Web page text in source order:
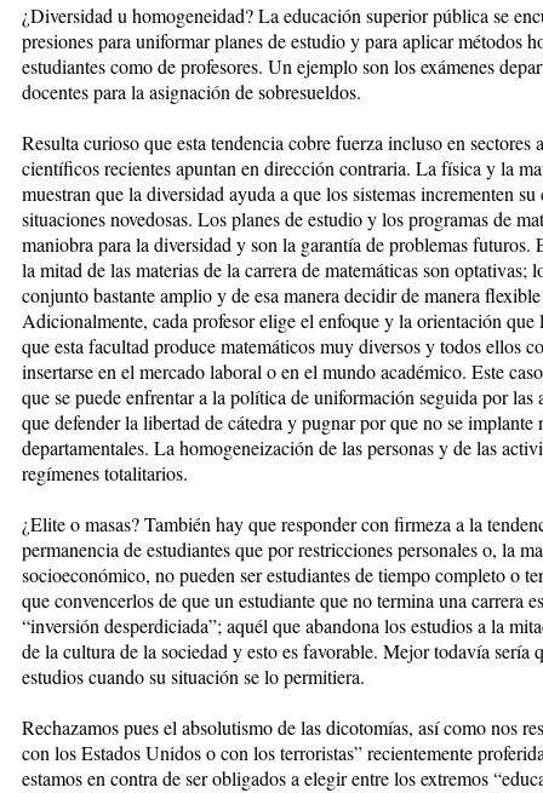
¿Diversidad u homogeneidad? La educación superior pública se
presiones para uniformar planes de estudio y para aplicar métodos
estudiantes como de profesores. Un ejemplo son los exámenes
docentes para la asignación de sobresueldos.
Resulta curioso que esta tendencia cobre fuerza incluso en sectores
científicos recientes apuntan en dirección contraria. La física y la
muestran que la diversidad ayuda a que los sistemas incrementen
situaciones novedosas. Los planes de estudio y los programas de
maniobra para la diversidad y son la garantía de problemas futuros.
la mitad de las materias de la carrera de matemáticas son optativas;
conjunto bastante amplio y de esa manera decidir de manera
Adicionalmente, cada profesor elige el enfoque y la orientación que
que esta facultad produce matemáticos muy diversos y todos ellos
insertarse en el mercado laboral o en el mundo académico. Este
que se puede enfrentar a la política de uniformación seguida por
que defender la libertad de cátedra y pugnar por que no se implante
departamentales. La homogeneización de las personas y de las
regímenes totalitarios.
¿Elite o masas? También hay que responder con firmeza a la
permanencia de estudiantes que por restricciones personales o, la
socioeconómico, no pueden ser estudiantes de tiempo completo o
que convencerlos de que un estudiante que no termina una carrera
“inversión desperdiciada”; aquél que abandona los estudios a la
de la cultura de la sociedad y esto es favorable. Mejor todavía sería
estudios cuando su situación se lo permitiera.
Rechazamos pues el absolutismo de las dicotomías, así como nos
con los Estados Unidos o con los terroristas” recientemente
estamos en contra de ser obligados a elegir entre los extremos